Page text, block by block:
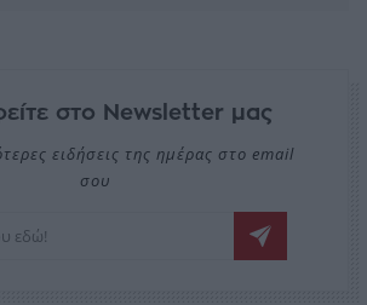
στο Newsletter μας
ειδήσεις της ημέρας στο email
σου